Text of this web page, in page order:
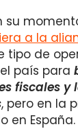
su
a la
tipo de
país para
fiscales y
, pero en la
en España.